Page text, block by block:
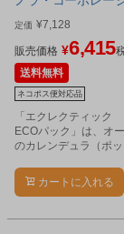
ポス対応商品
定価 ¥7,128
販売価格 ¥6,415
送料無料
ネコポス便対応品
「エクレクティック
ECOパック」は、オ
のカレンデュラ（ポッ
用したカプセルタイ
製品です。
カートに入れる